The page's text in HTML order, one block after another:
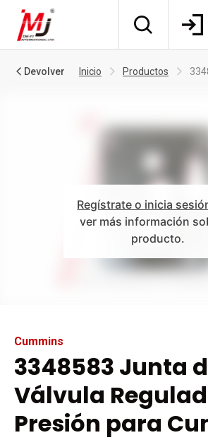
Devolver Inicio Productos
Regístrate o inicia
ver más información
producto.
Cummins
3348583 Junta
Válvula
Presión para